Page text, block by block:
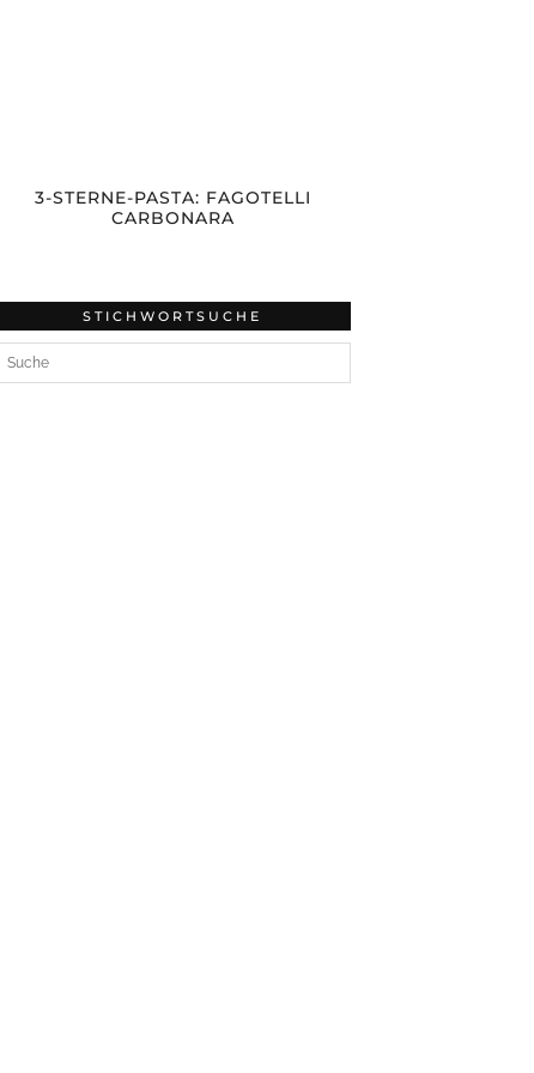
3-STERNE-PASTA: FAGOTELLI
CARBONARA
STICHWORTSUCHE